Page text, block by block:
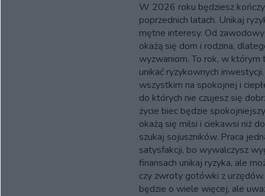
W 2026 roku będziesz
poprzednich latach. Unikaj
mętne interesy. Od
okażą się dom i rodzina,
wyzwaniom. To rok, w którym
unikać ryzykownych
wszystkim na spokojnej i
do których nie czujesz się
życie biec będzie
okażą się milsi i ciekawsi niż
szukaj sojuszników. Praca
satysfakcji, bo wywalczysz
finansach unikaj ryzyka, ale
czy zwroty gotówki z
będzie o wiele więcej, ale